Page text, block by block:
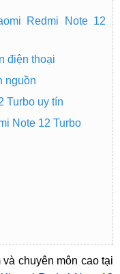
Redmi Note 12
điện thoại
nguồn
Turbo uy tín
Note 12 Turbo
chuyên môn cao tại